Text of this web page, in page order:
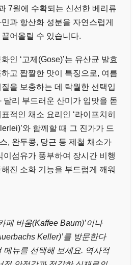
7월에 수확되는 신선한 베리류
과 항산화 성분을 자연스럽게
어올릴 수 있습니다.
인 ‘고제(Gose)’는 유산균 발효
고 짭짤한 맛이 특징으로, 여름
을 보충하는 데 탁월한 선택입
달리 부드러운 산미가 입맛을 돋
적인 채소 요리인 ‘라이프치히
와 함께할 때 그 진가가 드
, 완두콩, 당근 등 제철 채소가
이섬유가 풍부하여 장시간 비행
진 소화 기능을 부드럽게 깨워
페 바움(Kaffee Baum)’이나
Keller)’를 방문한다
메뉴를 선택해 보세요. 역사적